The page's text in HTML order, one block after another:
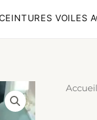
CEINTURES VOILES
Accueil